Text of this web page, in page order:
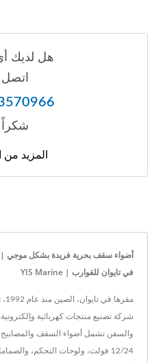
هل لديك
اتصل
المزيد من
أضواء سقف بحرية فريدة بشكل موجي |
في تايوان للقوارب | YIS Marine
شركة تصنيع منتجات كهربائية
12/24 فولت، ولوحات التحكم،